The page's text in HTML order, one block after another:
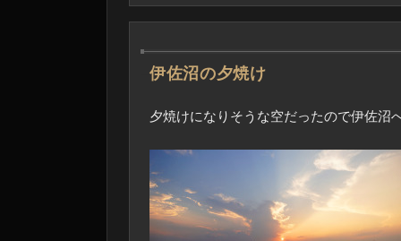
伊佐沼の夕焼け
―
夕焼けになりそうな空だったので伊佐沼